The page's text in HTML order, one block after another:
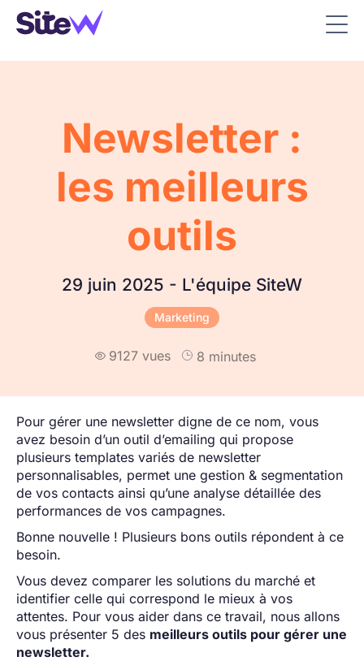
Newsletter :
les meilleurs
outils
29 juin 2025 - L'équipe SiteW
Marketing
 9127 vues 8 minutes
Pour gérer une newsletter digne de ce nom, vous
avez besoin d’un outil d’emailing qui propose
plusieurs templates variés de newsletter
personnalisables, permet une gestion & segmentation
de vos contacts ainsi qu’une analyse détaillée des
performances de vos campagnes.
Bonne nouvelle ! Plusieurs bons outils répondent à ce
besoin.
Vous devez comparer les solutions du marché et
identifier celle qui correspond le mieux à vos
attentes. Pour vous aider dans ce travail, nous allons
vous présenter 5 des meilleurs outils pour gérer une
newsletter.